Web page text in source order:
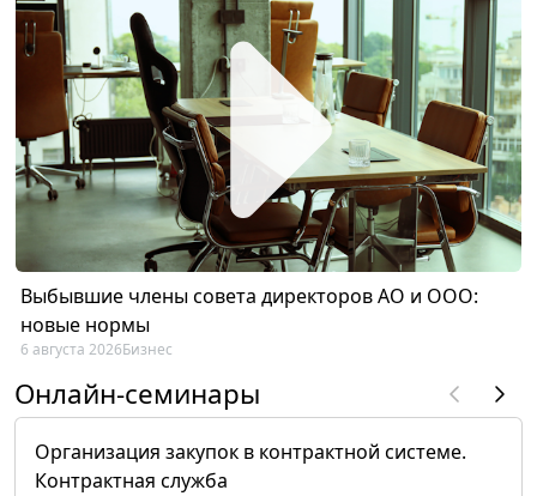
Выбывшие члены совета директоров АО и ООО:
новые нормы
6 августа 2026Бизнес
Онлайн-семинары
Организация закупок в контрактной системе.
Контрактная служба